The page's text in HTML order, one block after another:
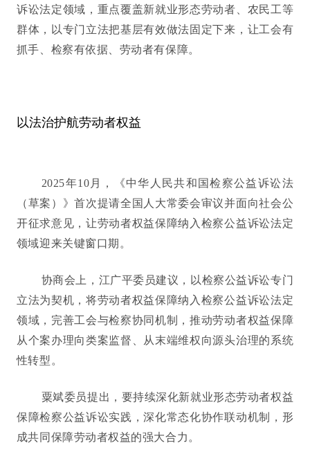
诉讼法定领域，重点覆盖新就业形态劳动者、农民工等
群体，以专门立法把基层有效做法固定下来，让工会有
抓手、检察有依据、劳动者有保障。
以法治护航劳动者权益
2025年10月，《中华人民共和国检察公益诉讼法
（草案）》首次提请全国人大常委会审议并面向社会公
开征求意见，让劳动者权益保障纳入检察公益诉讼法定
领域迎来关键窗口期。
协商会上，江广平委员建议，以检察公益诉讼专门
立法为契机，将劳动者权益保障纳入检察公益诉讼法定
领域，完善工会与检察协同机制，推动劳动者权益保障
从个案办理向类案监督、从末端维权向源头治理的系统
性转型。
粟斌委员提出，要持续深化新就业形态劳动者权益
保障检察公益诉讼实践，深化常态化协作联动机制，形
成共同保障劳动者权益的强大合力。